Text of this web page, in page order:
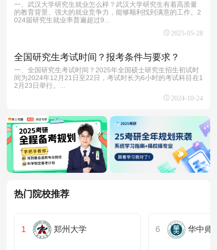
一、武汉大学研究生就业怎么样？武汉大学研究生有着高质量
的教育背景、强大的就业竞争力，能够顺利找到满意的工作。2
024届研究生就业率普遍超过9...
2025-05-28
全国研究生考试时间？报考条件与要求？
一、全国研究生考试时间？2025年全国硕士研究生招生初试时
间为2024年12月21日至22日，考试时长为6小时的考试科目在1
2月23日举行。...
2024-10-24
热门院校推荐
郑州大学 华中师